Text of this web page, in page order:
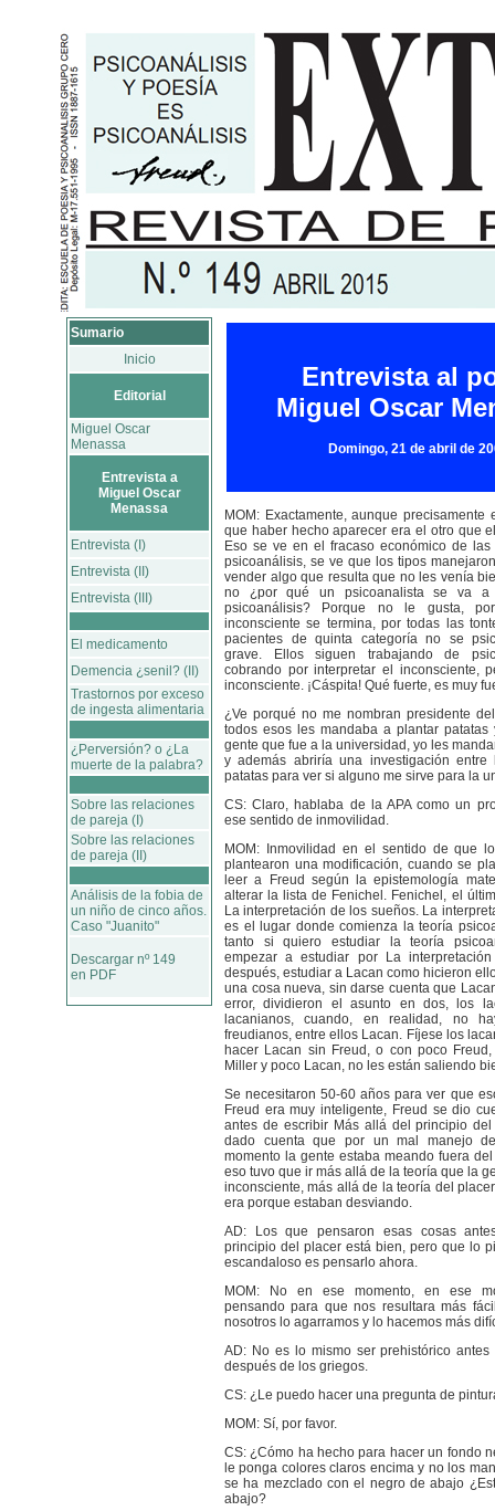
Sumario
Inicio
Editorial
Miguel Oscar
Menassa
Entrevista a
Miguel Oscar
Menassa
Entrevista (I)
Entrevista (II)
Entrevista (III)
El medicamento
Demencia ¿senil? (II)
Trastornos por exceso
de ingesta alimentaria
¿Perversión? o ¿La
muerte de la palabra?
Sobre las relaciones
de pareja (I)
Sobre las relaciones
de pareja (II)
Análisis de la fobia de
un niño de cinco años.
Caso "Juanito"
Descargar nº 149
en PDF
Entrevista al
Miguel Oscar
Domingo, 21 de abril de
MOM: Exactamente, aunque
que haber hecho aparecer era el otro que
Eso se ve en el fracaso económico de
psicoanálisis, se ve que los tipos
vender algo que resulta que no les venía
no ¿por qué un psicoanalista se va a
psicoanálisis? Porque no le gusta,
inconsciente se termina, por todas las
pacientes de quinta categoría no se
grave. Ellos siguen trabajando de
cobrando por interpretar el inconsciente,
inconsciente. ¡Cáspita! Qué fuerte, es muy
¿Ve porqué no me nombran presidente
todos esos les mandaba a plantar patatas
gente que fue a la universidad, yo les
y además abriría una investigación entre
patatas para ver si alguno me sirve para la
CS: Claro, hablaba de la APA como un
ese sentido de inmovilidad.
MOM: Inmovilidad en el sentido de que
plantearon una modificación, cuando se
leer a Freud según la epistemología
alterar la lista de Fenichel. Fenichel, el
La interpretación de los sueños. La
es el lugar donde comienza la teoría
tanto si quiero estudiar la teoría
empezar a estudiar por La
después, estudiar a Lacan como hicieron
una cosa nueva, sin darse cuenta que
error, dividieron el asunto en dos, los
lacanianos, cuando, en realidad, no
freudianos, entre ellos Lacan. Fíjese los
hacer Lacan sin Freud, o con poco
Miller y poco Lacan, no les están saliendo
Se necesitaron 50-60 años para ver que
Freud era muy inteligente, Freud se dio
antes de escribir Más allá del principio
dado cuenta que por un mal manejo
momento la gente estaba meando fuera
eso tuvo que ir más allá de la teoría que la
inconsciente, más allá de la teoría del
era porque estaban desviando.
AD: Los que pensaron esas cosas
principio del placer está bien, pero que lo
escandaloso es pensarlo ahora.
MOM: No en ese momento, en ese
pensando para que nos resultara más
nosotros lo agarramos y lo hacemos más
AD: No es lo mismo ser prehistórico
después de los griegos.
CS: ¿Le puedo hacer una pregunta de
MOM: Sí, por favor.
CS: ¿Cómo ha hecho para hacer un fondo
le ponga colores claros encima y no los
se ha mezclado con el negro de abajo
abajo?